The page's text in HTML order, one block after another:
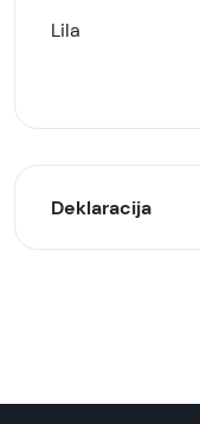
Lila
Deklaracija
Bežične slušalice